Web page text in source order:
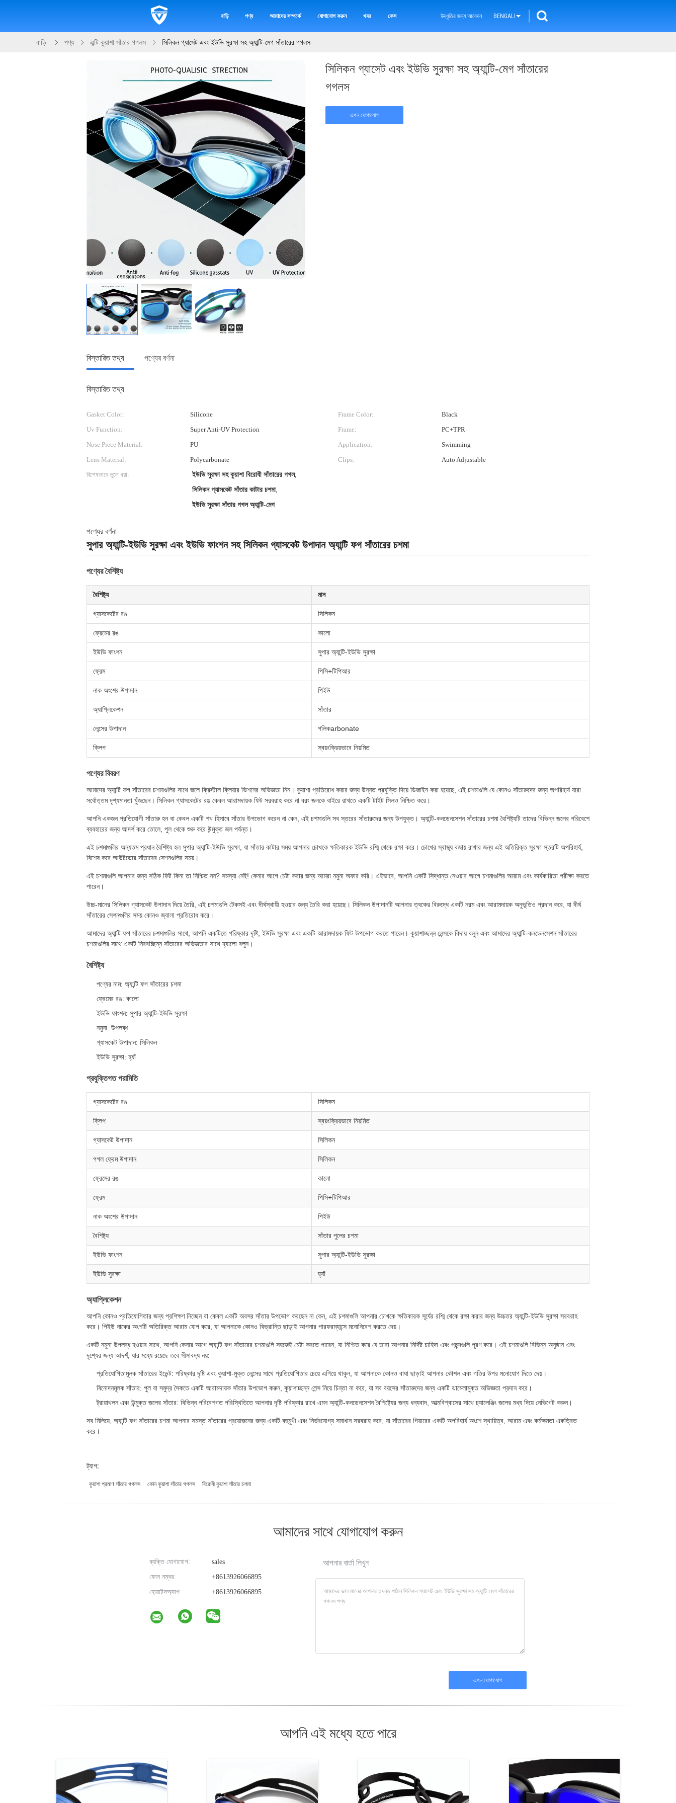
বাড়ি পণ্য আমাদের সম্পর্কে যোগাযোগ করুন খবর কেস উদ্ধৃতির জন্য আবেদন BENGALI
বাড়ি পণ্য এন্টি কুয়াশা সাঁতার গগলস সিলিকন গ্যাসেট এবং ইউভি সুরক্ষা সহ অ্যান্টি-মেগ সাঁতারের গগলস
সিলিকন গ্যাসেট এবং ইউভি সুরক্ষা সহ অ্যান্টি-মেগ সাঁতারের
গগলস
এখন যোগাযোগ
বিস্তারিত তথ্য পণ্যের বর্ণনা
বিস্তারিত তথ্য
Gasket Color: Silicone Frame Color:
Black
Uv Function:
Super Anti-UV Protection Frame:
PC+TPR
Nose Piece Material:
PU Application:
Swimming
Lens Material:
Polycarbonate Clips:
Auto Adjustable
বিশেষভাবে তুলে ধরা:
ইউভি সুরক্ষা সহ কুয়াশা বিরোধী সাঁতারের গগল,
সিলিকন গ্যাসকেট সাঁতার কাটার চশমা,
ইউভি সুরক্ষা সাঁতার গগল অ্যান্টি-মেগ
পণ্যের বর্ণনা
সুপার অ্যান্টি-ইউভি সুরক্ষা এবং ইউভি ফাংশন সহ সিলিকন গ্যাসকেট উপাদান অ্যান্টি ফগ সাঁতারের চশমা
পণ্যের বৈশিষ্ট্য
বৈশিষ্ট্য মান
গ্যাসকেটের রঙ সিলিকন
ফ্রেমের রঙ কালো
ইউভি ফাংশন সুপার অ্যান্টি-ইউভি সুরক্ষা
ফ্রেম পিসি+টিপিআর
নাক অংশের উপাদান পিইউ
অ্যাপ্লিকেশন সাঁতার
লেন্সের উপাদান পলিকarbonate
ক্লিপ স্বয়ংক্রিয়ভাবে নিয়মিত
পণ্যের বিবরণ
আমাদের অ্যান্টি ফগ সাঁতারের চশমাগুলির সাথে জলে ক্রিস্টাল ক্লিয়ার ভিশনের অভিজ্ঞতা নিন। কুয়াশা প্রতিরোধ করার জন্য উন্নত প্রযুক্তি দিয়ে ডিজাইন করা হয়েছে, এই চশমাগুলি যে কোনও সাঁতারুদের জন্য অপরিহার্য যারা
সর্বোত্তম দৃশ্যমানতা খুঁজছেন। সিলিকন গ্যাসকেটের রঙ কেবল আরামদায়ক ফিট সরবরাহ করে না বরং জলকে বাইরে রাখতে একটি টাইট সিলও নিশ্চিত করে।
আপনি একজন প্রতিযোগী সাঁতারু হন বা কেবল একটি শখ হিসাবে সাঁতার উপভোগ করেন না কেন, এই চশমাগুলি সব স্তরের সাঁতারুদের জন্য উপযুক্ত। অ্যান্টি-কনডেনসেশন সাঁতারের চশমা বৈশিষ্ট্যটি তাদের বিভিন্ন জলের পরিবেশে
ব্যবহারের জন্য আদর্শ করে তোলে, পুল থেকে শুরু করে উন্মুক্ত জল পর্যন্ত।
এই চশমাগুলির অন্যতম প্রধান বৈশিষ্ট্য হল সুপার অ্যান্টি-ইউভি সুরক্ষা, যা সাঁতার কাটার সময় আপনার চোখকে ক্ষতিকারক ইউভি রশ্মি থেকে রক্ষা করে। চোখের স্বাস্থ্য বজায় রাখার জন্য এই অতিরিক্ত সুরক্ষা স্তরটি অপরিহার্য,
বিশেষ করে আউটডোর সাঁতারের সেশনগুলির সময়।
এই চশমাগুলি আপনার জন্য সঠিক ফিট কিনা তা নিশ্চিত নন? সমস্যা নেই! কেনার আগে চেষ্টা করার জন্য আমরা নমুনা অফার করি। এইভাবে, আপনি একটি সিদ্ধান্ত নেওয়ার আগে চশমাগুলির আরাম এবং কার্যকারিতা পরীক্ষা করতে
পারেন।
উচ্চ-মানের সিলিকন গ্যাসকেট উপাদান দিয়ে তৈরি, এই চশমাগুলি টেকসই এবং দীর্ঘস্থায়ী হওয়ার জন্য তৈরি করা হয়েছে। সিলিকন উপাদানটি আপনার ত্বকের বিরুদ্ধে একটি নরম এবং আরামদায়ক অনুভূতিও প্রদান করে, যা দীর্ঘ
সাঁতারের সেশনগুলির সময় কোনও জ্বালা প্রতিরোধ করে।
আমাদের অ্যান্টি ফগ সাঁতারের চশমাগুলির সাথে, আপনি একটিতে পরিষ্কার দৃষ্টি, ইউভি সুরক্ষা এবং একটি আরামদায়ক ফিট উপভোগ করতে পারেন। কুয়াশাচ্ছন্ন লেন্সকে বিদায় বলুন এবং আমাদের অ্যান্টি-কনডেনসেশন সাঁতারের
চশমাগুলির সাথে একটি নিরবচ্ছিন্ন সাঁতারের অভিজ্ঞতার সাথে হ্যালো বলুন।
বৈশিষ্ট্য
পণ্যের নাম: অ্যান্টি ফগ সাঁতারের চশমা
ফ্রেমের রঙ: কালো
ইউভি ফাংশন: সুপার অ্যান্টি-ইউভি সুরক্ষা
নমুনা: উপলব্ধ
গ্যাসকেট উপাদান: সিলিকন
ইউভি সুরক্ষা: হ্যাঁ
প্রযুক্তিগত পরামিতি
গ্যাসকেটের রঙ সিলিকন
ক্লিপ স্বয়ংক্রিয়ভাবে নিয়মিত
গ্যাসকেট উপাদান সিলিকন
গগল ফ্রেম উপাদান সিলিকন
ফ্রেমের রঙ কালো
ফ্রেম পিসি+টিপিআর
নাক অংশের উপাদান পিইউ
বৈশিষ্ট্য সাঁতার পুলের চশমা
ইউভি ফাংশন সুপার অ্যান্টি-ইউভি সুরক্ষা
ইউভি সুরক্ষা হ্যাঁ
অ্যাপ্লিকেশন
আপনি কোনও প্রতিযোগিতার জন্য প্রশিক্ষণ নিচ্ছেন বা কেবল একটি অবসর সাঁতার উপভোগ করছেন না কেন, এই চশমাগুলি আপনার চোখকে ক্ষতিকারক সূর্যের রশ্মি থেকে রক্ষা করার জন্য উচ্চতর অ্যান্টি-ইউভি সুরক্ষা সরবরাহ
করে। পিইউ নাকের অংশটি অতিরিক্ত আরাম যোগ করে, যা আপনাকে কোনও বিভ্রান্তি ছাড়াই আপনার পারফরম্যান্সে মনোনিবেশ করতে দেয়।
একটি নমুনা উপলব্ধ হওয়ার সাথে, আপনি কেনার আগে অ্যান্টি ফগ সাঁতারের চশমাগুলি সহজেই চেষ্টা করতে পারেন, যা নিশ্চিত করে যে তারা আপনার নির্দিষ্ট চাহিদা এবং পছন্দগুলি পূরণ করে। এই চশমাগুলি বিভিন্ন অনুষ্ঠান এবং
দৃশ্যের জন্য আদর্শ, যার মধ্যে রয়েছে তবে সীমাবদ্ধ নয়:
প্রতিযোগিতামূলক সাঁতারের ইভেন্ট: পরিষ্কার দৃষ্টি এবং কুয়াশা-মুক্ত লেন্সের সাথে প্রতিযোগিতার চেয়ে এগিয়ে থাকুন, যা আপনাকে কোনও বাধা ছাড়াই আপনার কৌশল এবং গতির উপর মনোযোগ দিতে দেয়।
বিনোদনমূলক সাঁতার: পুল বা সমুদ্র সৈকতে একটি আরামদায়ক সাঁতার উপভোগ করুন, কুয়াশাচ্ছন্ন লেন্স নিয়ে চিন্তা না করে, যা সব বয়সের সাঁতারুদের জন্য একটি ঝামেলামুক্ত অভিজ্ঞতা প্রদান করে।
ট্রায়াথলন এবং উন্মুক্ত জলের সাঁতার: বিভিন্ন পরিবেশগত পরিস্থিতিতে আপনার দৃষ্টি পরিষ্কার রাখে এমন অ্যান্টি-কনডেনসেশন বৈশিষ্ট্যের জন্য ধন্যবাদ, আত্মবিশ্বাসের সাথে চ্যালেঞ্জিং জলের মধ্য দিয়ে নেভিগেট করুন।
সব মিলিয়ে, অ্যান্টি ফগ সাঁতারের চশমা আপনার সমস্ত সাঁতারের প্রয়োজনের জন্য একটি বহুমুখী এবং নির্ভরযোগ্য সমাধান সরবরাহ করে, যা সাঁতারের গিয়ারের একটি অপরিহার্য অংশে স্থায়িত্ব, আরাম এবং কর্মক্ষমতা একত্রিত
করে।
ট্যাগ:
কুয়াশা প্রমাণ সাঁতার গগলস কোন কুয়াশা সাঁতার গগলস বিরোধী কুয়াশা সাঁতার চশমা
আমাদের সাথে যোগাযোগ করুন
ব্যক্তি যোগাযোগ:
sales
ফোন নম্বর:
+8613926066895
হোয়াটসঅ্যাপ:
+8613926066895
আপনার বার্তা লিখুন
আপনি এই মধ্যে হতে পারে